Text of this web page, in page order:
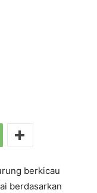
berkicau
berdasarkan